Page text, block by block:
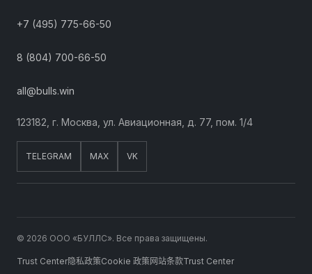
+7 (495) 775-66-50
8 (804) 700-66-50
all@bulls.win
123182, г. Москва, ул. Авиационная, д. 77, пом. 1/4
TELEGRAM MAX VK
© 2026 ООО «БУЛЛС». Все права защищены.
Trust Center隐私政策Cookie 政策网站条款Trust Center